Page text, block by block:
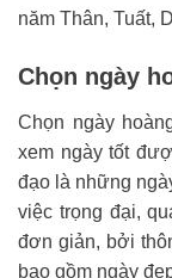
năm Thân, Tuất,
Chọn ngày
Chọn ngày
xem ngày tốt
đạo là những
việc trọng đại,
đơn giản, bởi
bao gồm ngày